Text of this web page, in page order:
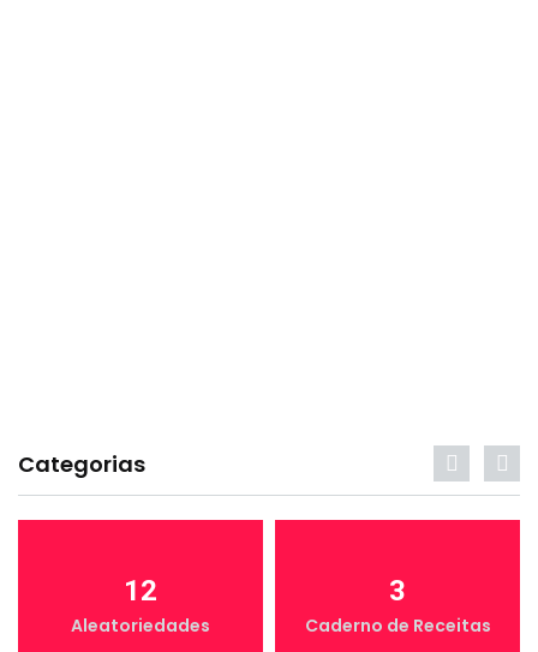
Categorias
12
Aleatoriedades
3
Caderno de Receitas